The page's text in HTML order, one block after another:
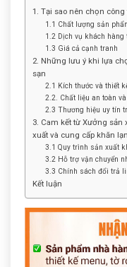
1. Tại sao nên chọn
1.1 Chất lượng sản
1.2 Dịch vụ khách hàng
1.3 Giá cả cạnh tranh
2. Những lưu ý khi lựa
sạn
2.1 Kích thước và thiết
2.2. Chất liệu an toàn
2.3 Thương hiệu uy tín
3. Cam kết từ Xưởng sản
xuất và cung cấp khăn
3.1 Quy trình sản xuất
3.2 Hỗ trợ vận chuyển
3.3 Chính sách đổi trả
Kết luận